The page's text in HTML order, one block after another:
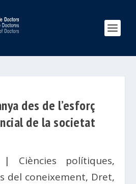
des de l’esforç
de la societat
| Ciències polítiques,
del coneixement, Dret,